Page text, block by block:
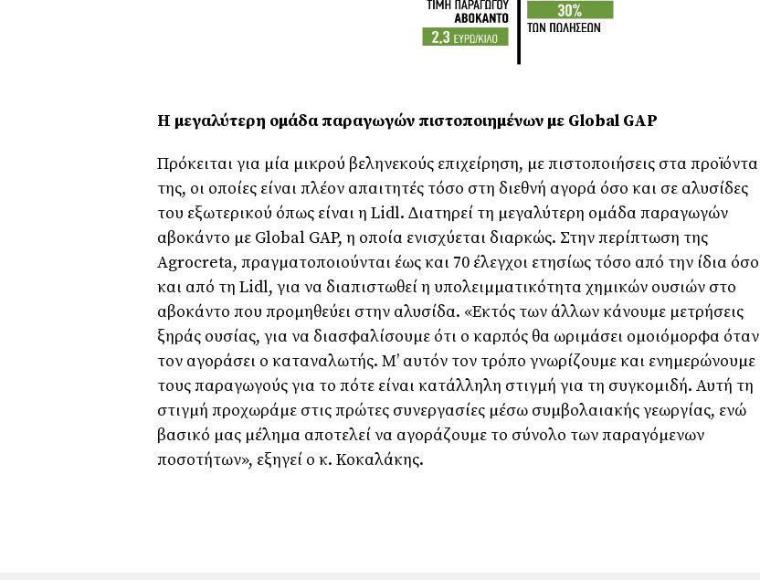
Η µεγαλύτερη οµάδα παραγωγών πιστοποιηµένων µε Global GAP
Πρόκειται για µία µικρού βεληνεκούς επιχείρηση, µε πιστοποιήσεις στα προϊόντα
της, οι οποίες είναι πλέον απαιτητές τόσο στη διεθνή αγορά όσο και σε αλυσίδες
του εξωτερικού όπως είναι η Lidl. ∆ιατηρεί τη µεγαλύτερη οµάδα παραγωγών
αβοκάντο µε Global GAP, η οποία ενισχύεται διαρκώς. Στην περίπτωση της
Agrocreta, πραγµατοποιούνται έως και 70 έλεγχοι ετησίως τόσο από την ίδια όσο
και από τη Lidl, για να διαπιστωθεί η υπολειµµατικότητα χηµικών ουσιών στο
αβοκάντο που προµηθεύει στην αλυσίδα. «Εκτός των άλλων κάνουµε µετρήσεις
ξηράς ουσίας, για να διασφαλίσουµε ότι ο καρπός θα ωριµάσει οµοιόµορφα όταν
τον αγοράσει ο καταναλωτής. Μ’ αυτόν τον τρόπο γνωρίζουµε και ενηµερώνουµε
τους παραγωγούς για το πότε είναι κατάλληλη στιγµή για τη συγκοµιδή. Αυτή τη
στιγµή προχωράµε στις πρώτες συνεργασίες µέσω συµβολαιακής γεωργίας, ενώ
βασικό µας µέληµα αποτελεί να αγοράζουµε το σύνολο των παραγόµενων
ποσοτήτων», εξηγεί ο κ. Κοκαλάκης.